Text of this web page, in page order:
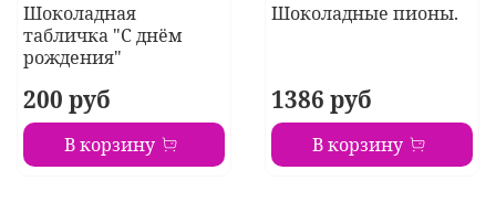
Шоколадная
табличка "С днём
рождения"
200 руб
В корзину
Шоколадные пионы.
1386 руб
В корзину